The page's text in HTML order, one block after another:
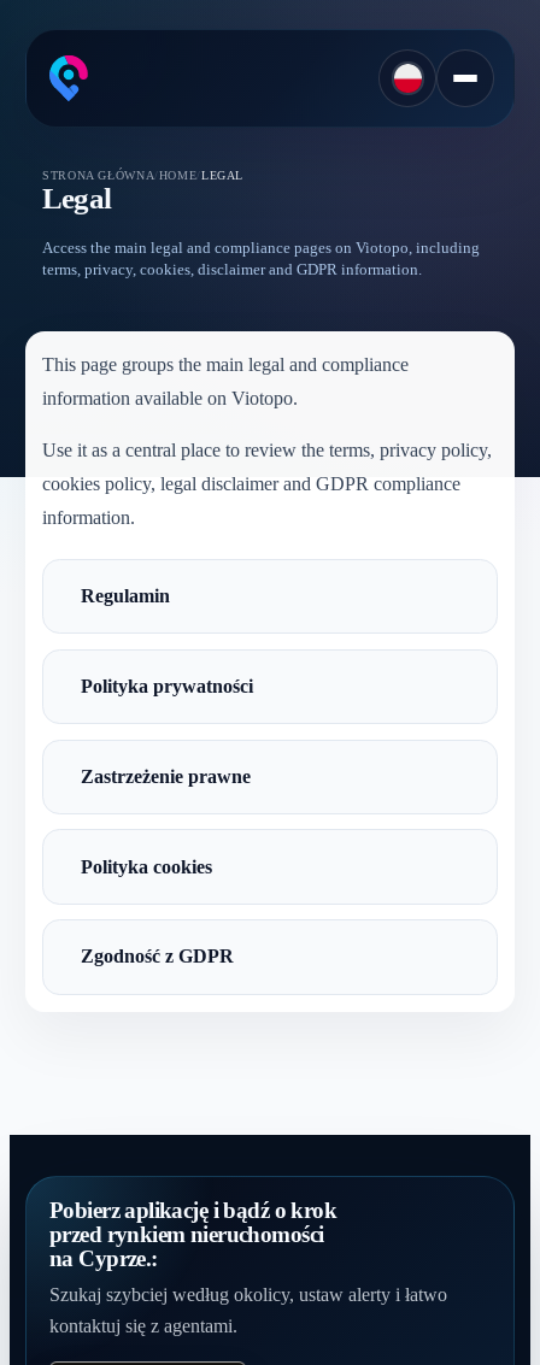
STRONA GŁÓWNA/ HOME/LEGAL
Legal
Access the main legal and compliance pages on Viotopo, including
terms, privacy, cookies, disclaimer and GDPR information.
This page groups the main legal and compliance
information available on Viotopo.
Use it as a central place to review the terms, privacy policy,
cookies policy, legal disclaimer and GDPR compliance
information.
Regulamin
Polityka prywatności
Zastrzeżenie prawne
Polityka cookies
Zgodność z GDPR
Pobierz aplikację i bądź o krok
przed rynkiem nieruchomości
na Cyprze.:
Szukaj szybciej według okolicy, ustaw alerty i łatwo
kontaktuj się z agentami.